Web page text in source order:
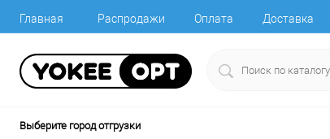
Главная Распродажи Оплата Доставка
Выберите город отгрузки